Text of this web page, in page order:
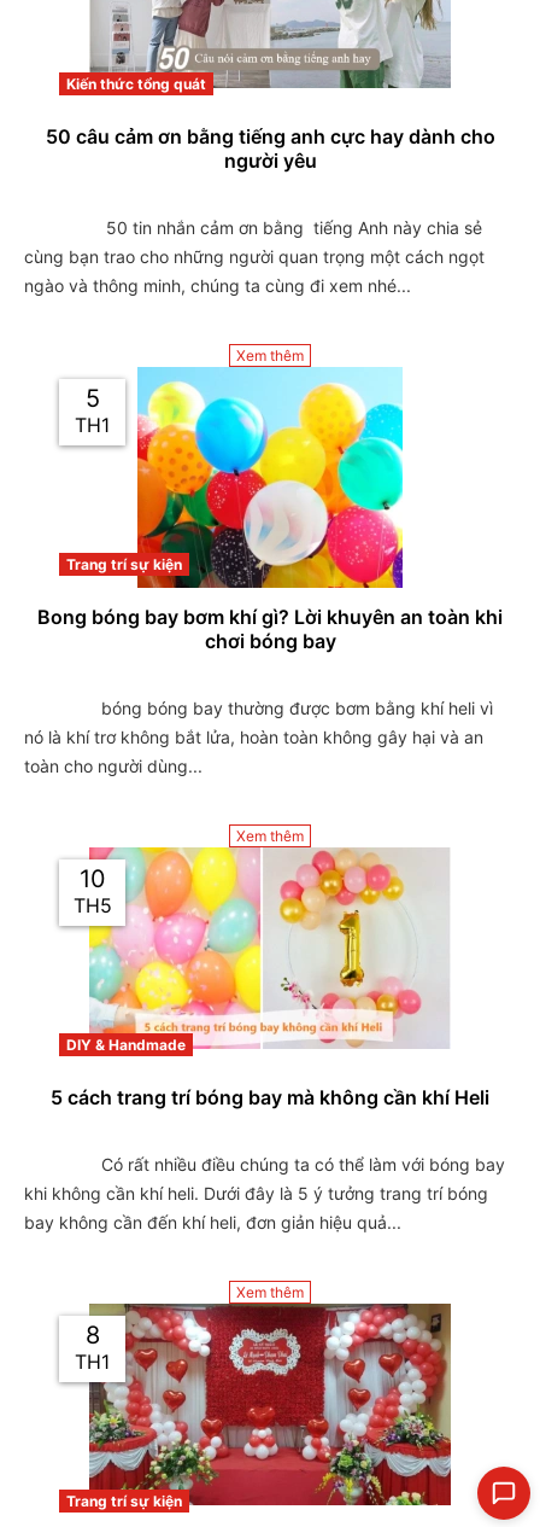
Kiến thức tổng quát
50 câu cảm ơn bằng tiếng anh cực hay dành cho
người yêu
cùng bạn trao cho những người quan trọng một cách ngọt
ngào và thông minh, chúng ta cùng đi xem nhé...
Xem thêm
5
TH1
Trang trí sự kiện
Bong bóng bay bơm khí gì? Lời khuyên an toàn khi
chơi bóng bay
nó là khí trơ không bắt lửa, hoàn toàn không gây hại và an
toàn cho người dùng...
Xem thêm
10
TH5
DIY & Handmade
5 cách trang trí bóng bay mà không cần khí Heli
khi không cần khí heli. Dưới đây là 5 ý tưởng trang trí bóng
bay không cần đến khí heli, đơn giản hiệu quả...
Xem thêm
8
TH1
Trang trí sự kiện